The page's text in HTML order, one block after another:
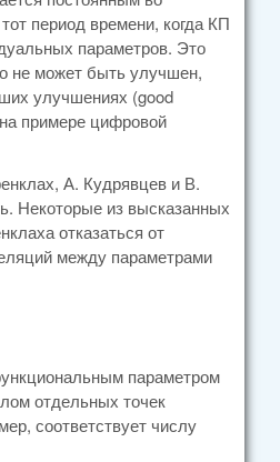
период времени, когда КП
параметров. Это
не может быть улучшен,
улучшениях (good
примере цифровой
А. Кудрявцев и В.
Некоторые из высказанных
отказаться от
между параметрами
параметром
отдельных точек
соответствует числу